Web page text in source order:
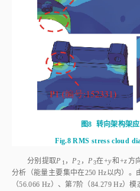
图8 转向架构架
Fig.8 RMS stress cloud
分别提取P 1 ，P 2 ，P3在+y和+z方
分析（能量主要集中在250 Hz以内）。
（56.066 Hz）、第7阶（84.279 Hz）